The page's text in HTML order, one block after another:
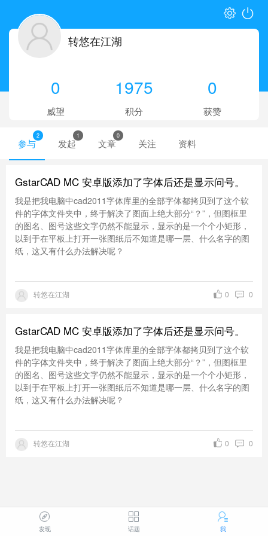
转悠在江湖
0
威望
1975
积分
0
获赞
参与
2
发起
1
文章
0
关注 资料
GstarCAD MC 安卓版添加了字体后还是显示问号。
我是把我电脑中cad2011字体库里的全部字体都拷贝到了这个软
件的字体文件夹中，终于解决了图面上绝大部分“？”，但图框里
的图名、图号这些文字仍然不能显示，显示的是一个个小矩形，
以到于在平板上打开一张图纸后不知道是哪一层、什么名字的图
纸，这又有什么办法解决呢？
转悠在江湖 0
0
GstarCAD MC 安卓版添加了字体后还是显示问号。
我是把我电脑中cad2011字体库里的全部字体都拷贝到了这个软
件的字体文件夹中，终于解决了图面上绝大部分“？”，但图框里
的图名、图号这些文字仍然不能显示，显示的是一个个小矩形，
以到于在平板上打开一张图纸后不知道是哪一层、什么名字的图
纸，这又有什么办法解决呢？
转悠在江湖 0
0
发现 话题 我